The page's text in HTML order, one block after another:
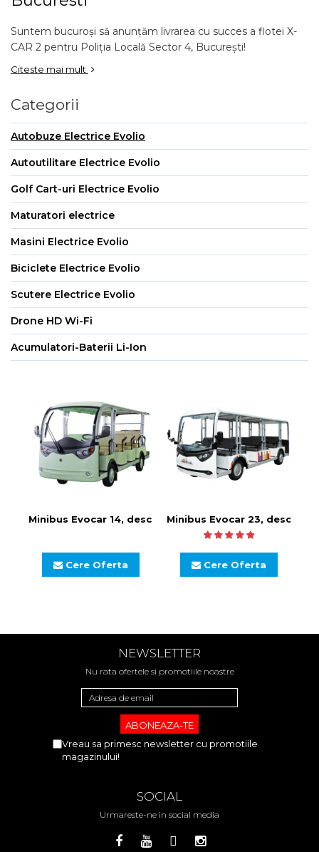
Suntem bucuroși să anunțăm livrarea cu succes a flotei X-
CAR 2 pentru Poliția Locală Sector 4, București!
Citeste mai mult
Categorii
Autobuze Electrice Evolio
Autoutilitare Electrice Evolio
Golf Cart-uri Electrice Evolio
Maturatori electrice
Masini Electrice Evolio
Biciclete Electrice Evolio
Scutere Electrice Evolio
Drone HD Wi-Fi
Acumulatori-Baterii Li-Ion
Minibus Evocar 14, deschis
Cere Oferta
Minibus Evocar 23, deschis
Cere Oferta
NEWSLETTER
Nu rata ofertele si promotiile noastre
Vreau sa primesc newsletter cu promotiile
magazinului!
SOCIAL
Urmareste-ne in social media